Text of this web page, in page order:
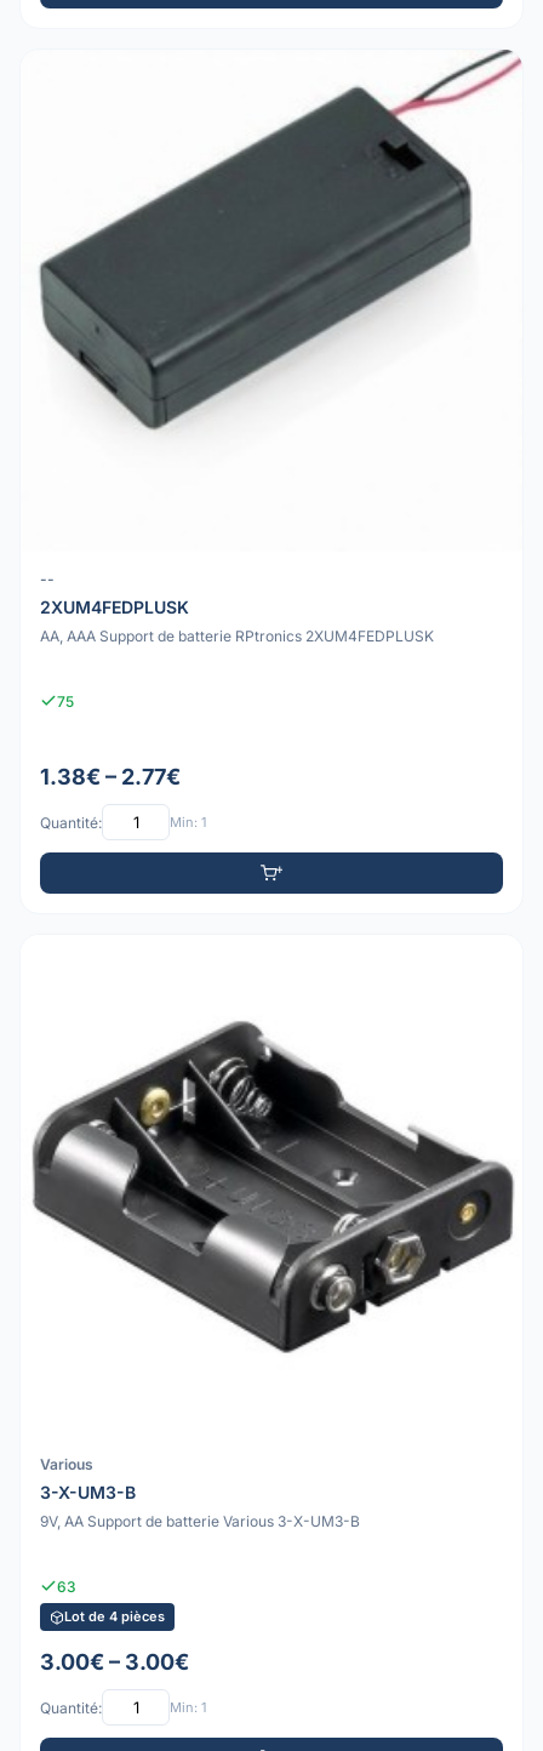
--
2XUM4FEDPLUSK
AA, AAA Support de batterie RPtronics 2XUM4FEDPLUSK
75
1.38€ – 2.77€
Quantité: Min: 1
Various
3-X-UM3-B
9V, AA Support de batterie Various 3-X-UM3-B
63
Lot de 4 pièces
3.00€ – 3.00€
Quantité: Min: 1